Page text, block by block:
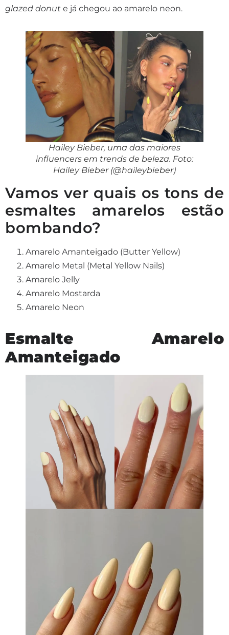
glazed donut e já chegou ao amarelo neon.
Hailey Bieber, uma das maiores
influencers em trends de beleza. Foto:
Hailey Bieber (@haileybieber)
Vamos ver quais os tons de
esmaltes amarelos estão
bombando?
Amarelo Amanteigado (Butter Yellow)
Amarelo Metal (Metal Yellow Nails)
Amarelo Jelly
Amarelo Mostarda
Amarelo Neon
Esmalte Amarelo
Amanteigado